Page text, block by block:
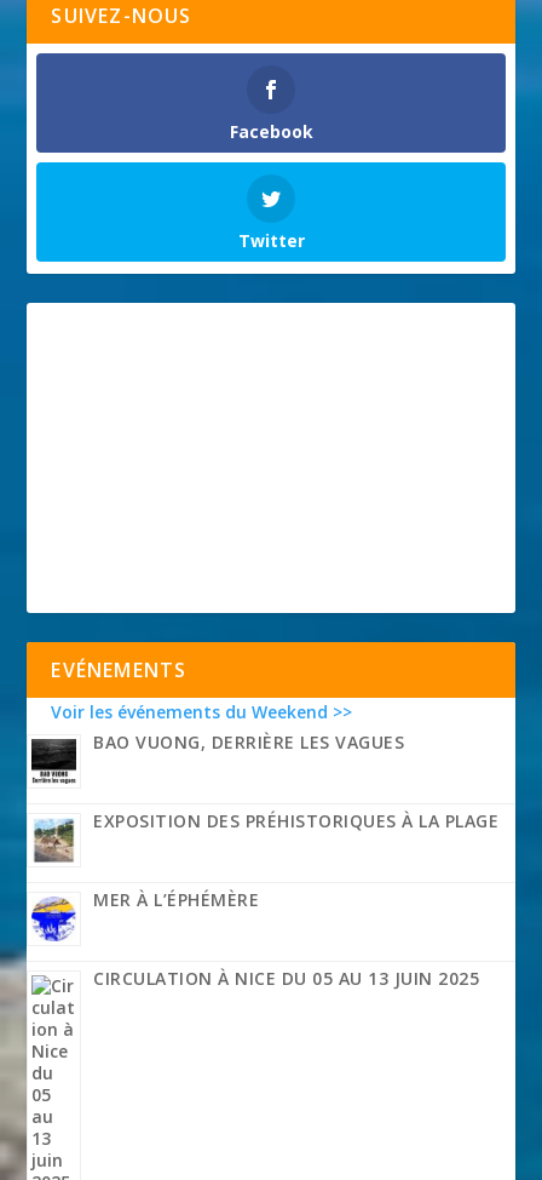
SUIVEZ-NOUS
Facebook
Twitter
EVÉNEMENTS
Voir les événements du Weekend >>
BAO VUONG, DERRIÈRE LES VAGUES
EXPOSITION DES PRÉHISTORIQUES À LA PLAGE
MER À L’ÉPHÉMÈRE
CIRCULATION À NICE DU 05 AU 13 JUIN 2025